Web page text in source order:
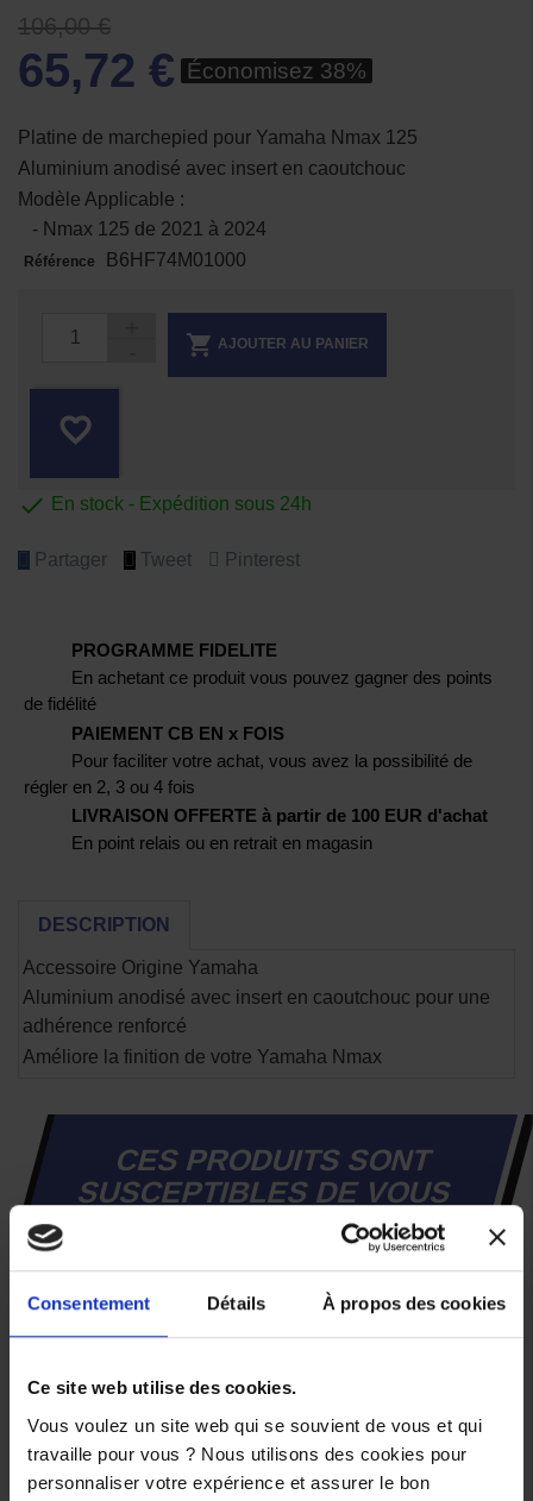
Consentement Détails À propos des cookies
Ce site web utilise des cookies.
Vous voulez un site web qui se souvient de vous et qui
travaille pour vous ? Nous utilisons des cookies pour
personnaliser votre expérience et assurer le bon
106,00 €
65,72 € Économisez 38%
Platine de marchepied pour Yamaha Nmax 125
Aluminium anodisé avec insert en caoutchouc
Modèle Applicable :
- Nmax 125 de 2021 à 2024
Référence B6HF74M01000
 AJOUTER AU PANIER
favorite_border
 En stock - Expédition sous 24h
Partager Tweet Pinterest
PROGRAMME FIDELITE
En achetant ce produit vous pouvez gagner des points
de fidélité
PAIEMENT CB EN x FOIS
Pour faciliter votre achat, vous avez la possibilité de
régler en 2, 3 ou 4 fois
LIVRAISON OFFERTE à partir de 100 EUR d'achat
En point relais ou en retrait en magasin
DESCRIPTION
Accessoire Origine Yamaha
Aluminium anodisé avec insert en caoutchouc pour une
adhérence renforcé
Améliore la finition de votre Yamaha Nmax
CES PRODUITS SONT
SUSCEPTIBLES DE VOUS
INTÉRESSER